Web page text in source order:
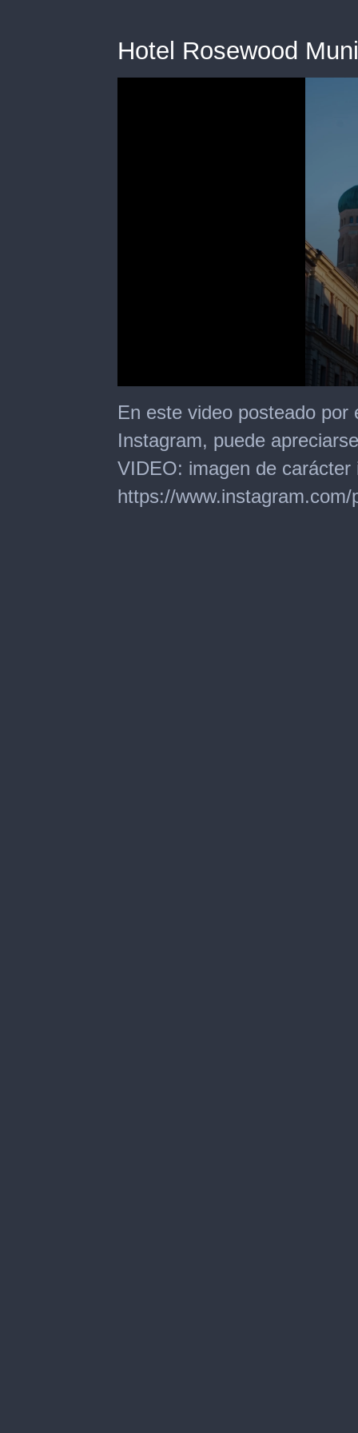
Hotel Rosewood
seconds
of
seconds
En este video posteado
Instagram, puede
VIDEO: imagen de
https://